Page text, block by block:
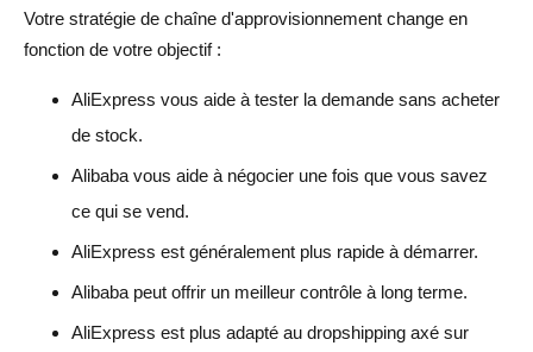
Votre stratégie de chaîne d'approvisionnement change en
fonction de votre objectif :
AliExpress vous aide à tester la demande sans acheter
de stock.
Alibaba vous aide à négocier une fois que vous savez
ce qui se vend.
AliExpress est généralement plus rapide à démarrer.
Alibaba peut offrir un meilleur contrôle à long terme.
AliExpress est plus adapté au dropshipping axé sur